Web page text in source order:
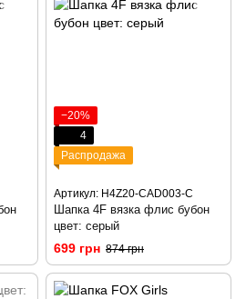
−20%
4
Распродажа
Артикул: H4Z20-CAD003-C
Шапка 4F вязка флис бубон
цвет: серый
699 грн 874 грн